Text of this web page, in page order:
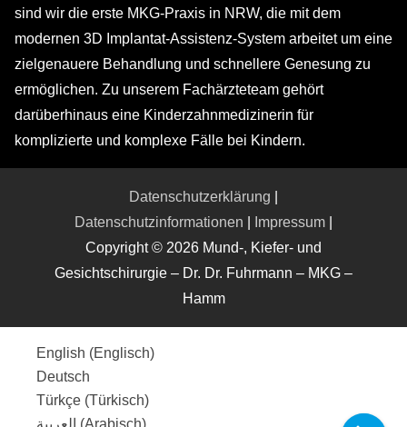
sind wir die erste MKG-Praxis in NRW, die mit dem
modernen 3D Implantat-Assistenz-System arbeitet um eine
zielgenauere Behandlung und schnellere Genesung zu
ermöglichen. Zu unserem Fachärzteteam gehört
darüberhinaus eine Kinderzahnmedizinerin für
komplizierte und komplexe Fälle bei Kindern.
Datenschutzerklärung
Datenschutzinformationen
Impressum
Copyright © 2026 Mund-, Kiefer- und
Gesichtschirurgie – Dr. Dr. Fuhrmann – MKG –
Hamm
English (Englisch)
Deutsch
Türkçe (Türkisch)